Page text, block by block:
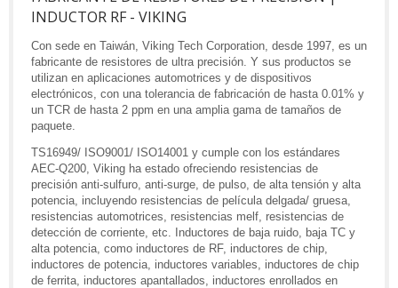
INDUCTOR RF - VIKING
Con sede en Taiwán, Viking Tech Corporation, desde 1997, es un
fabricante de resistores de ultra precisión. Y sus productos se
utilizan en aplicaciones automotrices y de dispositivos
electrónicos, con una tolerancia de fabricación de hasta 0.01% y
un TCR de hasta 2 ppm en una amplia gama de tamaños de
paquete.
TS16949/ ISO9001/ ISO14001 y cumple con los estándares
AEC-Q200, Viking ha estado ofreciendo resistencias de
precisión anti-sulfuro, anti-surge, de pulso, de alta tensión y alta
potencia, incluyendo resistencias de película delgada/ gruesa,
resistencias automotrices, resistencias melf, resistencias de
detección de corriente, etc. Inductores de baja ruido, baja TC y
alta potencia, como inductores de RF, inductores de chip,
inductores de potencia, inductores variables, inductores de chip
de ferrita, inductores apantallados, inductores enrollados en